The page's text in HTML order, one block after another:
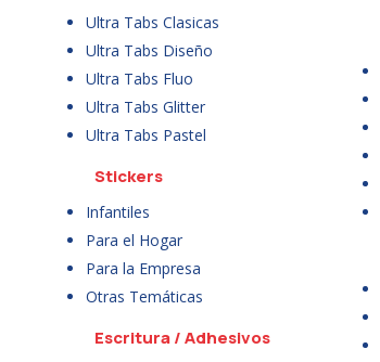
Ultra Tabs Clasicas
Ultra Tabs Diseño
Ultra Tabs Fluo
Ultra Tabs Glitter
Ultra Tabs Pastel
Stickers
Infantiles
Para el Hogar
Para la Empresa
Otras Temáticas
Escritura / Adhesivos